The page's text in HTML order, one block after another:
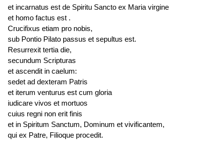
et incarnatus est de Spiritu Sancto ex Maria virgine
et homo factus est .
Crucifixus etiam pro nobis,
sub Pontio Pilato passus et sepultus est.
Resurrexit tertia die,
secundum Scripturas
et ascendit in caelum:
sedet ad dexteram Patris
et iterum venturus est cum gloria
iudicare vivos et mortuos
cuius regni non erit finis
et in Spiritum Sanctum, Dominum et vivificantem,
qui ex Patre, Filioque procedit.